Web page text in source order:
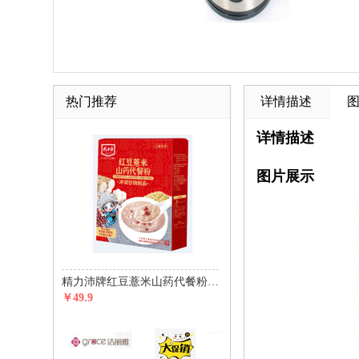
热门推荐
精力沛牌红豆薏米山药代餐粉450g(30g*15包)
￥49.9
详情描述
详情描述
图片展示